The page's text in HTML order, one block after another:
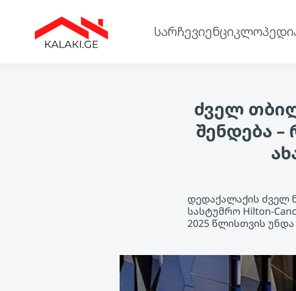
სარჩევი
ძველ
შენდება
დედაქალაქის ძველ
სასტუმრო Hilton-
2025 წლისთვის